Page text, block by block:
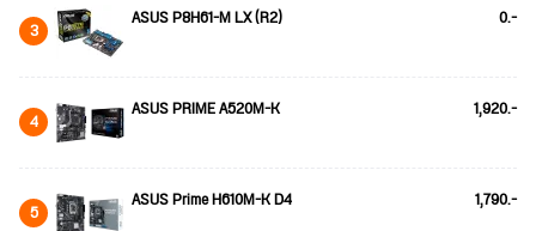
3 ASUS P8H61-M LX (R2) 0.-
4 ASUS PRIME A520M-K 1,920.-
5 ASUS Prime H610M-K D4 1,790.-